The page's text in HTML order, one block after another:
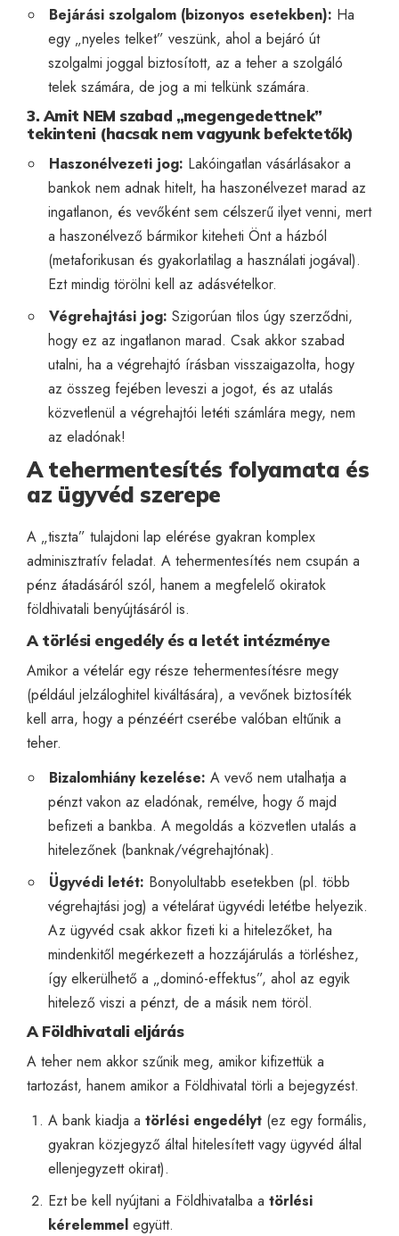
Bejárási szolgalom (bizonyos esetekben): Ha
egy „nyeles telket” veszünk, ahol a bejáró út
szolgalmi joggal biztosított, az a teher a szolgáló
telek számára, de jog a mi telkünk számára.
3. Amit NEM szabad „megengedettnek”
tekinteni (hacsak nem vagyunk befektetők)
Haszonélvezeti jog: Lakóingatlan vásárlásakor a
bankok nem adnak hitelt, ha haszonélvezet marad az
ingatlanon, és vevőként sem célszerű ilyet venni, mert
a haszonélvező bármikor kiteheti Önt a házból
(metaforikusan és gyakorlatilag a használati jogával).
Ezt mindig törölni kell az adásvételkor.
Végrehajtási jog: Szigorúan tilos úgy szerződni,
hogy ez az ingatlanon marad. Csak akkor szabad
utalni, ha a végrehajtó írásban visszaigazolta, hogy
az összeg fejében leveszi a jogot, és az utalás
közvetlenül a végrehajtói letéti számlára megy, nem
az eladónak!
A tehermentesítés folyamata és
az ügyvéd szerepe
A „tiszta” tulajdoni lap elérése gyakran komplex
adminisztratív feladat. A tehermentesítés nem csupán a
pénz átadásáról szól, hanem a megfelelő okiratok
földhivatali benyújtásáról is.
A törlési engedély és a letét intézménye
Amikor a vételár egy része tehermentesítésre megy
(például jelzáloghitel kiváltására), a vevőnek biztosíték
kell arra, hogy a pénzéért cserébe valóban eltűnik a
teher.
Bizalomhiány kezelése: A vevő nem utalhatja a
pénzt vakon az eladónak, remélve, hogy ő majd
befizeti a bankba. A megoldás a közvetlen utalás a
hitelezőnek (banknak/végrehajtónak).
Ügyvédi letét: Bonyolultabb esetekben (pl. több
végrehajtási jog) a vételárat ügyvédi letétbe helyezik.
Az ügyvéd csak akkor fizeti ki a hitelezőket, ha
mindenkitől megérkezett a hozzájárulás a törléshez,
így elkerülhető a „dominó-effektus”, ahol az egyik
hitelező viszi a pénzt, de a másik nem töröl.
A Földhivatali eljárás
A teher nem akkor szűnik meg, amikor kifizettük a
tartozást, hanem amikor a Földhivatal törli a bejegyzést.
A bank kiadja a törlési engedélyt(ez egy formális,
gyakran közjegyző által hitelesített vagy ügyvéd által
ellenjegyzett okirat).
Ezt be kell nyújtani a Földhivatalba a törlési
kérelemmel együtt.